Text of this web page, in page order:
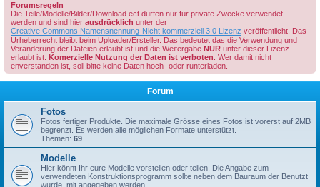
Forumsregeln
Die Teile/Modelle/Bilder/Download ect dürfen nur für private Zwecke verwendet
werden und sind hier ausdrücklich unter der
Creative Commons Namensnennung-Nicht kommerziell 3.0 Lizenz veröffentlicht. Das
Urheberrecht bleibt beim Uploader/Ersteller. Das bedeutet das die Verwendung und
Veränderung der Dateien erlaubt ist und die Weitergabe NUR unter dieser Lizenz
erlaubt ist. Komerzielle Nutzung der Daten ist verboten . Wer damit nicht
enverstanden ist, soll bitte keine Daten hoch- oder runterladen.
Forum
Fotos
Fotos fertiger Produkte. Die maximale Grösse eines Fotos ist vorerst auf 2MB
begrenzt. Es werden alle möglichen Formate unterstützt.
Themen: 69
Modelle
Hier könnt Ihr eure Modelle vorstellen oder teilen. Die Angabe zum
verwendeten Konstruktionsprogramm sollte neben dem Bauraum der Benutzt
wurde, mit angegeben werden.